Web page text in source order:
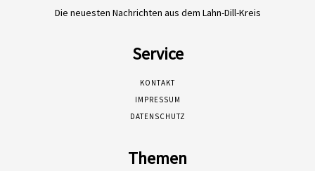
Die neuesten Nachrichten aus dem Lahn-Dill-Kreis
Service
KONTAKT
IMPRESSUM
DATENSCHUTZ
Themen